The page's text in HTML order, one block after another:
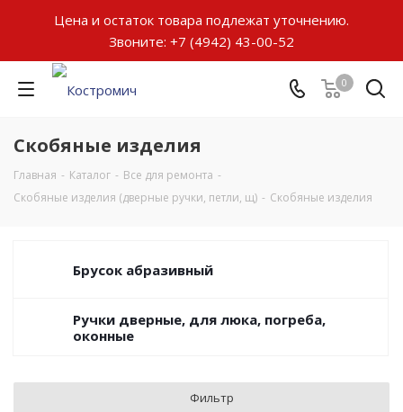
Цена и остаток товара подлежат уточнению.
Звоните: +7 (4942) 43-00-52
0
Скобяные изделия
Главная - Каталог - Все для ремонта -
Скобяные изделия (дверные ручки, петли, щ) - Скобяные изделия
Брусок абразивный
Ручки дверные, для люка, погреба,
оконные
Фильтр